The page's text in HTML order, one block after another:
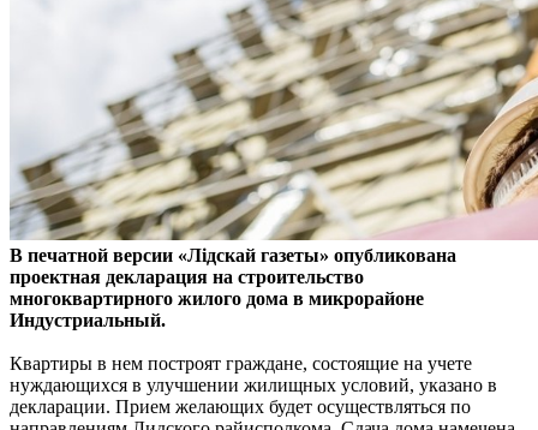
В печатной версии «Лiдскай газеты» опубликована
проектная декларация на строительство
многоквартирного жилого дома в микрорайоне
Индустриальный.
Квартиры в нем построят граждане, состоящие на учете
нуждающихся в улучшении жилищных условий, указано в
декларации. Прием желающих будет осуществляться по